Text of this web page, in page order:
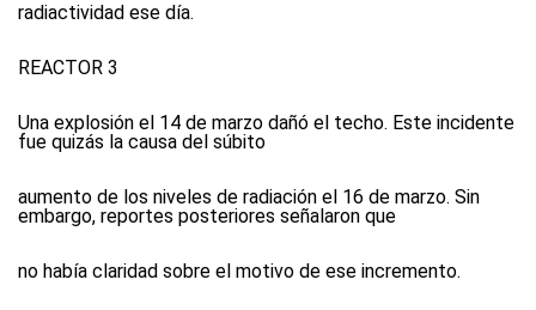
radiactividad ese día.
REACTOR 3
Una explosión el 14 de marzo dañó el techo. Este incidente
fue quizás la causa del súbito
aumento de los niveles de radiación el 16 de marzo. Sin
embargo, reportes posteriores señalaron que
no había claridad sobre el motivo de ese incremento.